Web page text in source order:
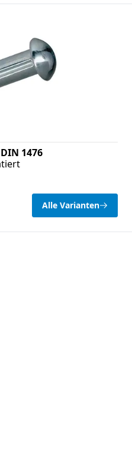
1476
Alle Varianten